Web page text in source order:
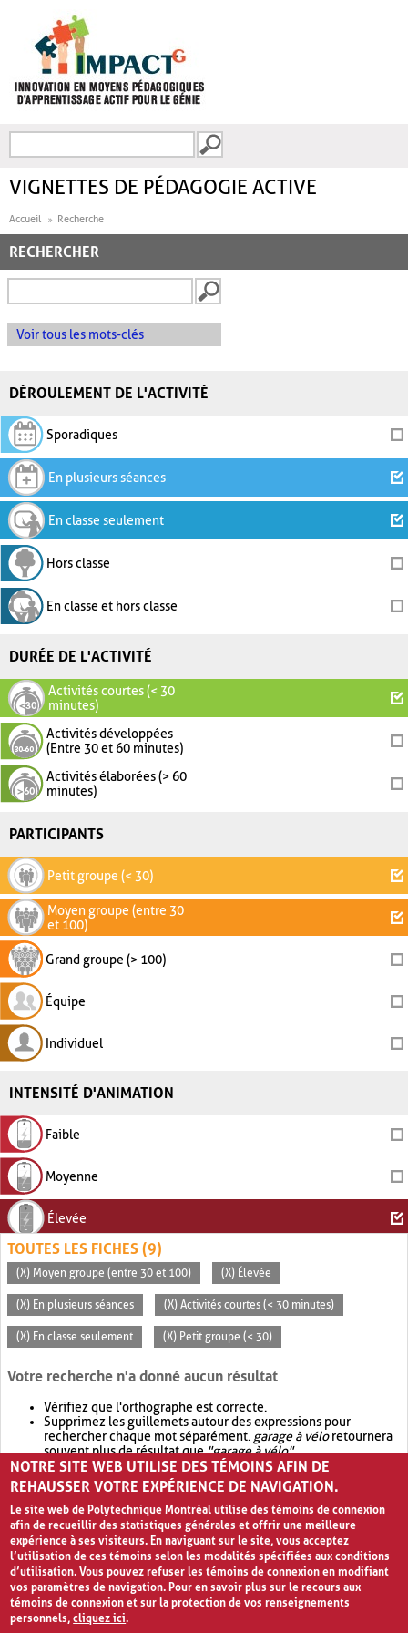
FORMULAIRE DE
VIGNETTES DE PÉDAGOGIE ACTIVE
Accueil Recherche
RECHERCHER
Voir tous les mots-clés
DÉROULEMENT DE L'ACTIVITÉ
Sporadiques
En plusieurs séances
En classe seulement
Hors classe
En classe et hors classe
DURÉE DE L'ACTIVITÉ
Activités courtes (< 30
minutes)
Activités développées
(Entre 30 et 60 minutes)
Activités élaborées (> 60
minutes)
PARTICIPANTS
Petit groupe (< 30)
Moyen groupe (entre 30
et 100)
Grand groupe (> 100)
Équipe
Individuel
INTENSITÉ D'ANIMATION
Faible
Moyenne
Élevée
TOUTES LES FICHES (9)
(X) Moyen groupe (entre 30 et 100) (X) Élevée
(X) En plusieurs séances (X) Activités courtes (< 30 minutes)
(X) En classe seulement (X) Petit groupe (< 30)
Votre recherche n'a donné aucun résultat
Vérifiez que l'orthographe est correcte.
Supprimez les guillemets autour des expressions pour
rechercher chaque mot séparément. garage à véloretournera
souvent plus de résultat que"garage à vélo".
Envisagez d'élargir votre recherche avec OR.garage OR vélo
retournera souvent plus de résultat quegarage à vélo
NOTRE SITE WEB UTILISE DES TÉMOINS AFIN DE
REHAUSSER VOTRE EXPÉRIENCE DE NAVIGATION.
Le site web de Polytechnique Montréal utilise des témoins de connexion
afin de recueillir des statistiques générales et offrir une meilleure
expérience à ses visiteurs. En naviguant sur le site, vous acceptez
l’utilisation de ces témoins selon les modalités spécifiées aux conditions
d’utilisation. Vous pouvez refuser les témoins de connexion en modifiant
vos paramètres de navigation. Pour en savoir plus sur le recours aux
témoins de connexion et sur la protection de vos renseignements
personnels,cliquez ici.